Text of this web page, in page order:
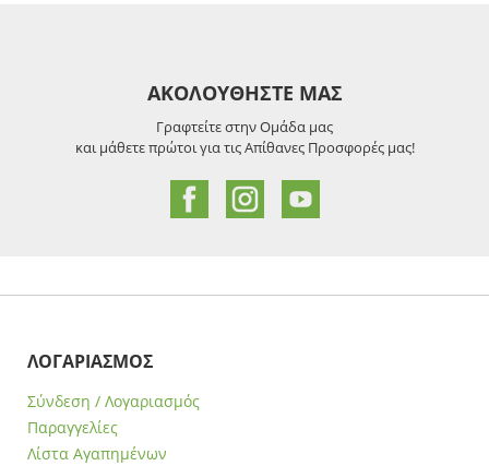
ΑΚΟΛΟΥΘΗΣΤΕ ΜΑΣ
Γραφτείτε στην Ομάδα μας
και μάθετε πρώτοι για τις Απίθανες Προσφορές μας!
ΛΟΓΑΡΙΑΣΜΟΣ
Σύνδεση / Λογαριασμός
Παραγγελίες
Λίστα Αγαπημένων